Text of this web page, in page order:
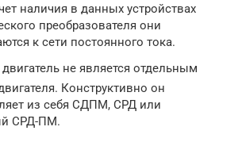
наличия в данных устройствах
преобразователя они
к сети постоянного тока.
не является отдельным
Конструктивно он
из себя СДПМ, СРД или
СРД-ПМ.